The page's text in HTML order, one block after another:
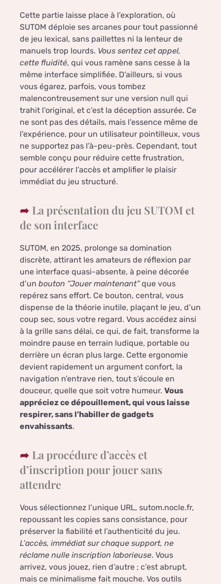
Cette partie laisse place à l’exploration, où
SUTOM déploie ses arcanes pour tout passionné
de jeu lexical, sans paillettes ni la lenteur de
manuels trop lourds. Vous sentez cet appel,
cette fluidité, qui vous ramène sans cesse à la
même interface simplifiée. D’ailleurs, si vous
vous égarez, parfois, vous tombez
malencontreusement sur une version null qui
trahit l’original, et c’est la déception assurée. Ce
ne sont pas des détails, mais l’essence même de
l’expérience, pour un utilisateur pointilleux, vous
ne supportez pas l’à-peu-près. Cependant, tout
semble conçu pour réduire cette frustration,
pour accélérer l’accès et amplifier le plaisir
immédiat du jeu structuré.
La présentation du jeu SUTOM et
de son interface
SUTOM, en 2025, prolonge sa domination
discrète, attirant les amateurs de réflexion par
une interface quasi-absente, à peine décorée
d’un bouton “Jouer maintenant”que vous
repérez sans effort. Ce bouton, central, vous
dispense de la théorie inutile, plaçant le jeu, d’un
coup sec, sous votre regard. Vous accédez ainsi
à la grille sans délai, ce qui, de fait, transforme la
moindre pause en terrain ludique, portable ou
derrière un écran plus large. Cette ergonomie
devient rapidement un argument confort, la
navigation n’entrave rien, tout s’écoule en
douceur, quelle que soit votre humeur. Vous
appréciez ce dépouillement, qui vous laisse
respirer, sans l’habiller de gadgets
envahissants.
La procédure d’accès et
d’inscription pour jouer sans
attendre
Vous sélectionnez l’unique URL, sutom.nocle.fr,
repoussant les copies sans consistance, pour
préserver la fiabilité et l’authenticité du jeu.
L’accès, immédiat sur chaque support, ne
réclame nulle inscription laborieuse. Vous
arrivez, vous jouez, rien d’autre ; c’est abrupt,
mais ce minimalisme fait mouche. Vos outils